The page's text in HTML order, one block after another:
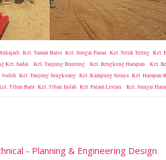
Kel. Taman Baloi Kel. Sungai Panas Kel. Teluk Tering
Kel. Sadai Kel. Tanjung Buntung Kel. Bengkong Harapan Kel.
Kel. Tanjung Sengkuang Kel. Kampung Seraya Kel. Harapan
Tiban Baru Kel. Tiban Indah Kel. Patam Lestari Kel. Sungai
- Planning & Engineering Design